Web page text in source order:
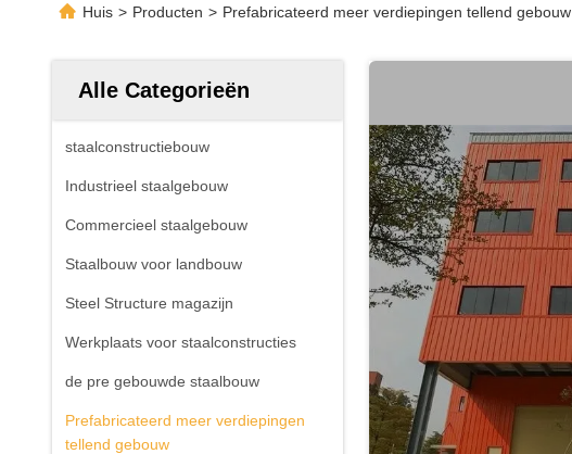
Huis > Producten > Prefabricateerd meer verdiepingen tellend gebouw
Alle Categorieën
staalconstructiebouw
Industrieel staalgebouw
Commercieel staalgebouw
Staalbouw voor landbouw
Steel Structure magazijn
Werkplaats voor staalconstructies
de pre gebouwde staalbouw
Prefabricateerd meer verdiepingen
tellend gebouw